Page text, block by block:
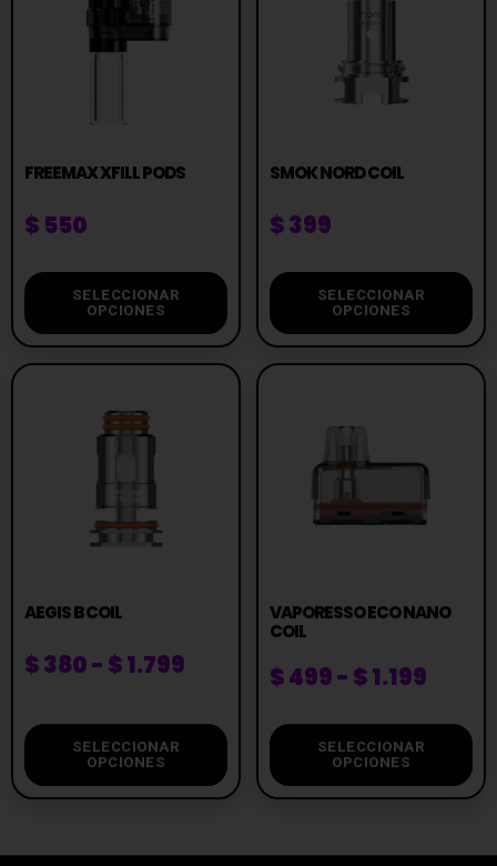
FREEMAX XFILL PODS
$ 550
SELECCIONAR
OPCIONES
SMOK NORD COIL
$399
SELECCIONAR
OPCIONES
AEGIS B COIL
$380- $1.799
SELECCIONAR
OPCIONES
VAPORESSO ECO NANO
COIL
$499- $1.199
SELECCIONAR
OPCIONES